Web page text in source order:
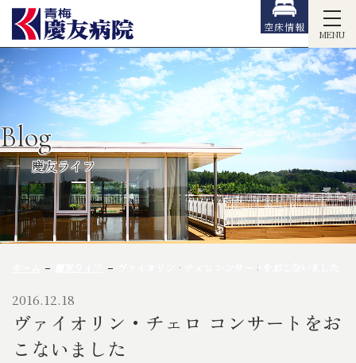
MENU
空床情報
Blog
慶友ライフ
ヴァイオリン・チェロ コンサートをおこないました
2016.12.18
ヴァイオリン・チェロ コンサートをお
こないました